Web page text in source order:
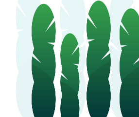
Luxembourg